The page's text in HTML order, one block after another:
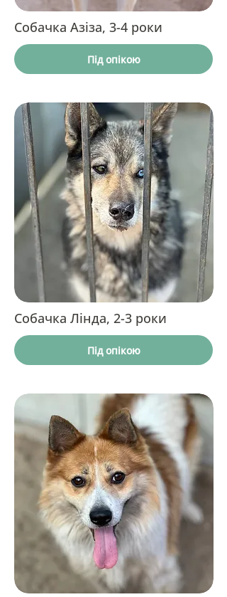
Собачка Азіза, 3-4 роки
Під опікою
Собачка Лінда, 2-3 роки
Під опікою